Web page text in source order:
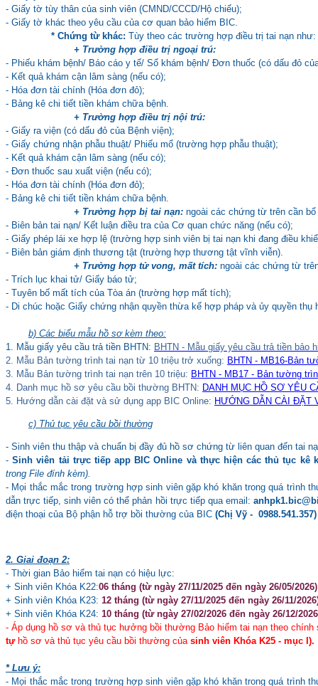
- Giấy tờ tùy thân của sinh viên (CMND/CCCD/Hộ chiếu);
- Giấy tờ khác theo yêu cầu của cơ quan bảo hiểm BIC.
* Chứng từ khác: Tùy theo các trường hợp điều trị tai nạn như:
+ Trường hợp điều trị ngoại trú:
- Phiếu khám bệnh/ Báo cáo y tế/ Sổ khám bệnh/ Đơn thuốc (có dấu đỏ
- Kết quả khám cận lâm sàng (nếu có);
- Hóa đơn tài chính (Hóa đơn đỏ);
- Bảng kê chi tiết tiền khám chữa bệnh.
+ Trường hợp điều trị nội trú:
- Giấy ra viện (có dấu đỏ của Bệnh viện);
- Giấy chứng nhận phẫu thuật/ Phiếu mổ (trường hợp phẫu thuật);
- Kết quả khám cận lâm sàng (nếu có);
- Đơn thuốc sau xuất viện (nếu có);
- Hóa đơn tài chính (Hóa đơn đỏ);
- Bảng kê chi tiết tiền khám chữa bệnh.
+ Trường hợp bị tai nạn: ngoài các chứng từ trên cần
- Biên bản tai nạn/ Kết luận điều tra của Cơ quan chức năng (nếu có);
- Giấy phép lái xe hợp lệ (trường hợp sinh viên bị tai nạn khi đang điều
- Biên bản giám định thương tật (trường hợp thương tật vĩnh viễn).
+ Trường hợp tử vong, mất tích: ngoài các chứng từ
- Trích lục khai tử/ Giấy báo tử;
- Tuyên bố mất tích của Tòa án (trường hợp mất tích);
- Di chúc hoặc Giấy chứng nhận quyền thừa kế hợp pháp và ủy quyền
b) Các biểu mẫu hồ sơ kèm theo:
1. Mẫu giấy yêu cầu trả tiền BHTN: BHTN - Mẫu giấy yêu cầu trả tiền bảo
2. Mẫu Bản tường trình tai nạn từ 10 triệu trở xuống: BHTN - MB16-Bản
3. Mẫu Bản tường trình tai nạn trên 10 triệu: BHTN - MB17 - Bản tường
4. Danh mục hồ sơ yêu cầu bồi thường BHTN: DANH MỤC HỒ SƠ YÊU
5. Hướng dẫn cài đặt và sử dụng app BIC Online: HƯỚNG DẪN CÀI ĐẶT
c) Thủ tục yêu cầu bồi thường
- Sinh viên thu thập và chuẩn bị đầy đủ hồ sơ chứng từ liên quan đến tai
-Sinh viên tải trực tiếp app BIC Online và thực hiện các thủ tục kê
trong File đính kèm).
- Mọi thắc mắc trong trường hợp sinh viên gặp khó khăn trong quá trình
dẫn trực tiếp, sinh viên có thể phản hồi trực tiếp qua email:
điện thoại của Bộ phận hỗ trợ bồi thường của BIC (Chị Vỹ -
2. Giai đoạn 2:
- Thời gian Bảo hiểm tai nạn có hiệu lực:
+ Sinh viên Khóa K22:06 tháng (từ ngày 27/11/2025 đến ngày 26/05/
+ Sinh viên Khóa K23: 12 tháng (từ ngày 27/11/2025 đến ngày 26/11/
+ Sinh viên Khóa K24: 10 tháng (từ ngày 27/02/2026 đến ngày 26/12/
- Áp dụng hồ sơ và thủ tục hưởng bồi thường Bảo hiểm tai nạn theo
tựhồ sơ và thủ tục yêu cầu bồi thường của sinh viên Khóa K25 - mục I).
* Lưu ý:
- Mọi thắc mắc trong trường hợp sinh viên gặp khó khăn trong quá trình